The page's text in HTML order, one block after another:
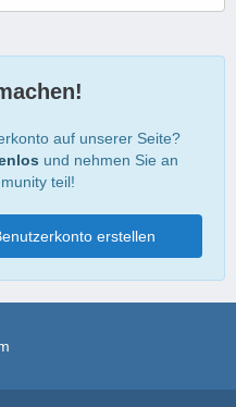
auf unserer Seite?
und nehmen Sie an
teil!
erstellen